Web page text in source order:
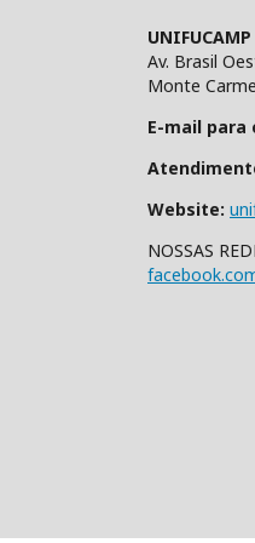
Av. Brasil
Monte
E-mail para
Website:
NOSSAS